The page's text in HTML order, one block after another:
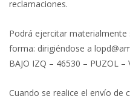
reclamaciones.
Podrá ejercitar materialmente
forma: dirigiéndose a
BAJO IZQ – 46530 – PUZOL –
Cuando se realice el envío de